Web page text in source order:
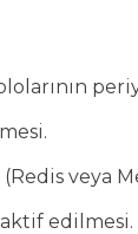
veya
aktif edilmesi.